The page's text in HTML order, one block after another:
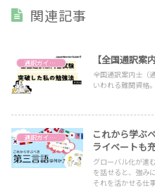
関連記事
通訳ガイドを目指す 【全国通訳案
全国通訳案内士（
いわれる難関資格
通訳ガイドを目指す
これから学ぶ
ライベートも
グローバル化が進
を話せると、強み
それを活かせる仕